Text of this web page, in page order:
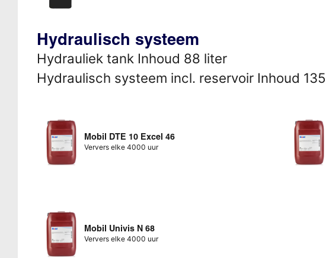
Hydraulisch systeem
Hydrauliek tank Inhoud 88 liter
Hydraulisch systeem incl. reservoir Inhoud
Mobil DTE 10 Excel 46
Ververs elke 4000 uur
Mobil Univis N 68
Ververs elke 4000 uur